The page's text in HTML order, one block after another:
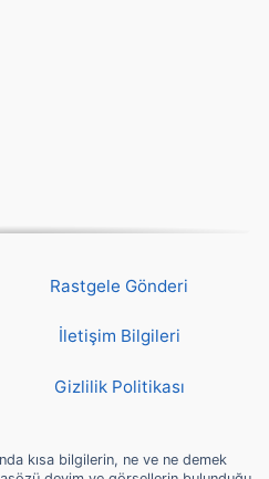
Rastgele Gönderi
İletişim Bilgileri
Gizlilik Politikası
kısa bilgilerin, ne ve ne demek